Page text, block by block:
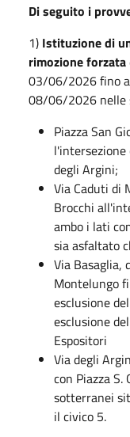
Di seguito i
1) Istituzione di
rimozione forzata
03/06/2026 fino
08/06/2026 nelle
Piazza San
l'intersezione
degli Argini;
Via Caduti di
Brocchi
ambo i lati
sia asfaltato
Via Basaglia,
Montelungo
esclusione
esclusione
Espositori
Via degli
con Piazza S.
sotterranei
il civico 5.